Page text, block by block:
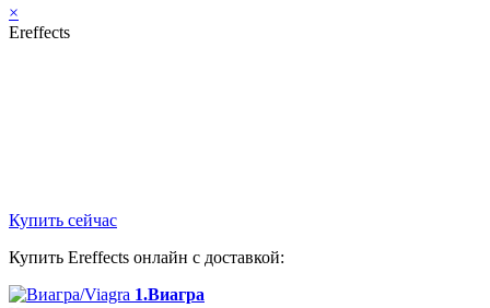
×
Ereffects
Купить сейчас
Купить Ereffects онлайн с доставкой:
1.Виагра